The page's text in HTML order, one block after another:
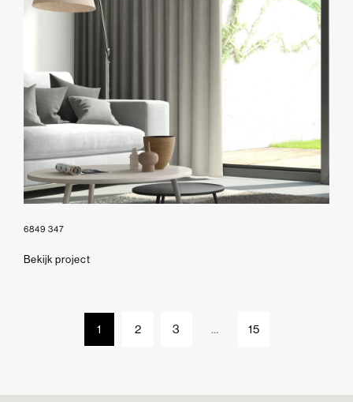
6849 347
Bekijk project
1 2 3 … 15